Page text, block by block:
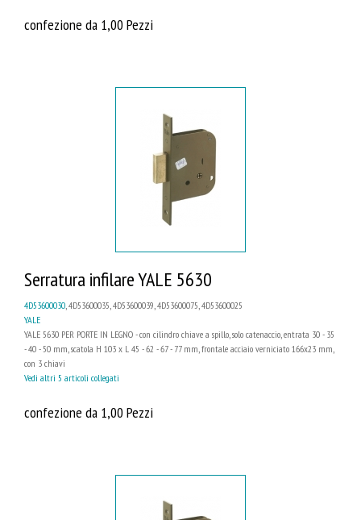
confezione da 1,00 Pezzi
Serratura infilare YALE 5630
4D53600030 , 4D53600035, 4D53600039, 4D53600075, 4D53600025
YALE
YALE 5630 PER PORTE IN LEGNO - con cilindro chiave a spillo, solo catenaccio, entrata 30 - 35
- 40 - 50 mm, scatola H 103 x L 45 - 62 - 67 - 77 mm, frontale acciaio verniciato 166x23 mm,
con 3 chiavi
Vedi altri 5 articoli collegati
confezione da 1,00 Pezzi